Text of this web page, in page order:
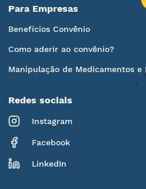
Para Empresas
Benefícios Convênio
Como aderir ao convênio?
Manipulação de Medicamentos e
Redes sociais
Instagram
Facebook
LinkedIn